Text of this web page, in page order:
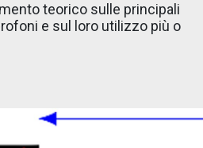
teorico sulle principali
e sul loro utilizzo più o